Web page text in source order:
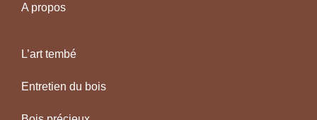
A propos
L’art tembé
Entretien du bois